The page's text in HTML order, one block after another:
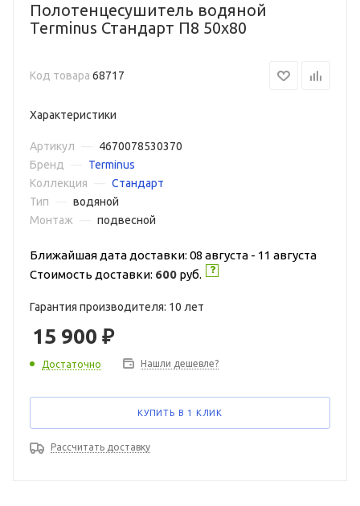
Полотенцесушитель водяной
Terminus Стандарт П8 50х80
Код товара 68717
Характеристики
Артикул
4670078530370
Бренд
Terminus
Коллекция
Стандарт
Тип
водяной
Монтаж
подвесной
Ближайшая дата доставки: 08 августа - 11 августа
Стоимость доставки: 600 руб.
Гарантия производителя: 10 лет
15 900 ₽
Достаточно Нашли дешевле?
КУПИТЬ В 1 КЛИК
Рассчитать доставку